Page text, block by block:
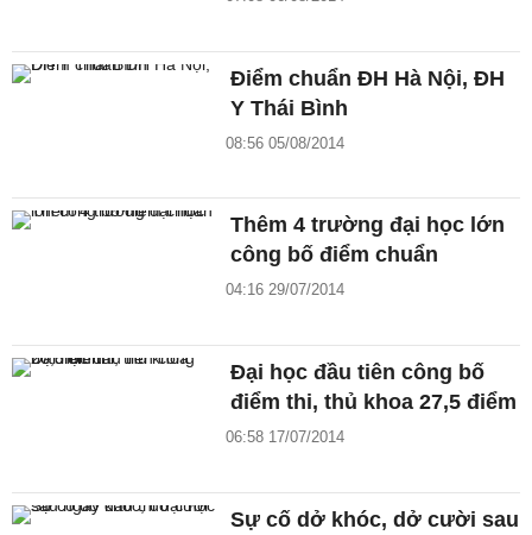
Điểm chuẩn ĐH Hà Nội, ĐH
Y Thái Bình
08:56 05/08/2014
Thêm 4 trường đại học lớn
công bố điểm chuẩn
04:16 29/07/2014
Đại học đầu tiên công bố
điểm thi, thủ khoa 27,5 điểm
06:58 17/07/2014
Sự cố dở khóc, dở cười sau